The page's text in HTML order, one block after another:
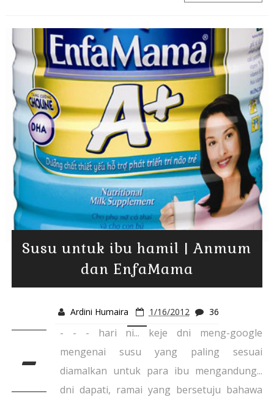
Susu untuk ibu hamil | Anmum
dan EnfaMama
Ardini Humaira 1/16/2012 36
-
- - - hari ni... keje dni meng-google
mengenai susu yang paling sesuai
diamalkan untuk para ibu mengandung...
dni dapati, ramai yang bersetuju bahawa